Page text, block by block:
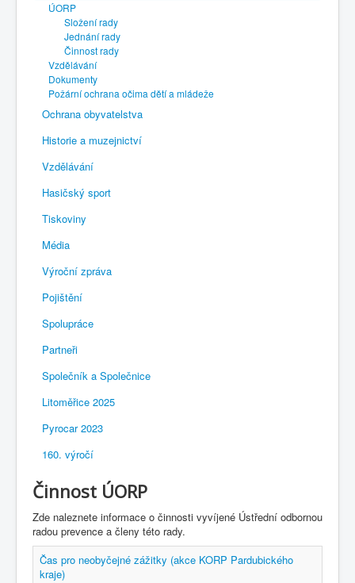
ÚORP
Složení rady
Jednání rady
Činnost rady
Vzdělávání
Dokumenty
Požární ochrana očima dětí a mládeže
Ochrana obyvatelstva
Historie a muzejnictví
Vzdělávání
Hasičský sport
Tiskoviny
Média
Výroční zpráva
Pojištění
Spolupráce
Partneři
Společník a Společnice
Litoměřice 2025
Pyrocar 2023
160. výročí
Činnost ÚORP
Zde naleznete informace o činnosti vyvíjené Ústřední odbornou
radou prevence a členy této rady.
Čas pro neobyčejné zážitky (akce KORP Pardubického
kraje)